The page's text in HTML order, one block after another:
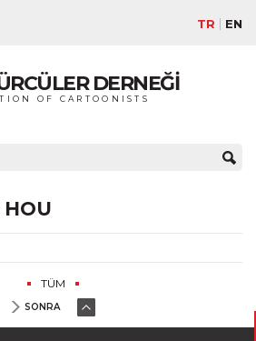
TR EN
DERNEĞİ
OF CARTOONISTS
TÜM
SONRA